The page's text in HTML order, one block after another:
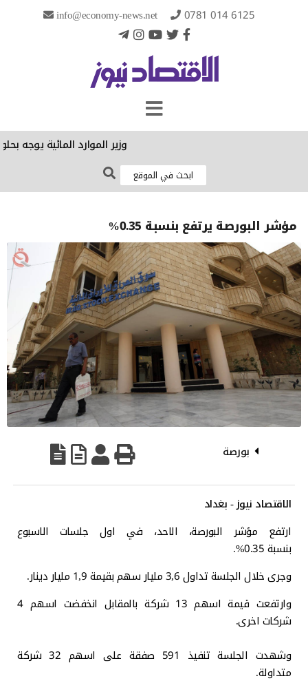
info@economy-news.net 0781 014 6125
وزير الموارد المائية يوجه
مؤشر البورصة يرتفع بنسبة 0.35%
بورصة
الاقتصاد نيوز - بغداد
ارتفع مؤشر البورصة، الاحد، في اول جلسات الاسبوع
بنسبة 0.35%.
وجرى خلال الجلسة تداول 3,6 مليار سهم بقيمة 1,9 مليار دينار.
وارتفعت قيمة اسهم 13 شركة بالمقابل انخفضت اسهم 4
شركات اخرى.
وشهدت الجلسة تنفيذ 591 صفقة على اسهم 32 شركة
متداولة.